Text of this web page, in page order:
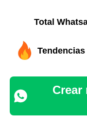
Total
Crear